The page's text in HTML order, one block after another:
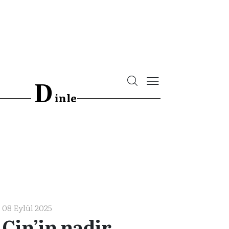
D inle
08 Eylül 2025